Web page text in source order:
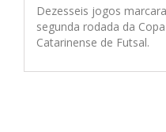
Dezesseis jogos
segunda rodada da
Catarinense de Futsal.